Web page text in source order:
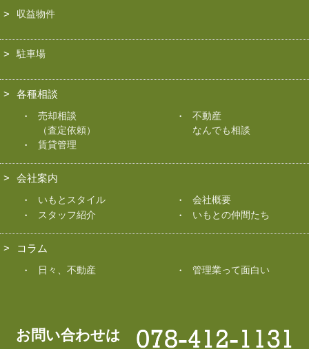
収益物件
駐車場
各種相談
売却相談
（査定依頼）
不動産
なんでも相談
賃貸管理
会社案内
いもとスタイル
会社概要
スタッフ紹介
いもとの仲間たち
コラム
日々、不動産 管理業って面白い
お問い合わせは